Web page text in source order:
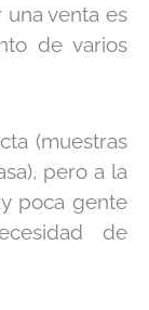
una venta es
de varios
(muestras
pero a la
poca gente
de